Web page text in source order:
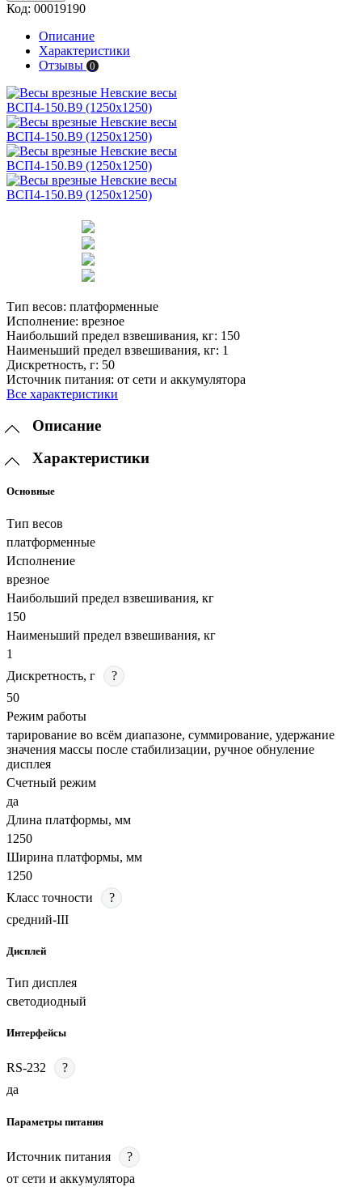
Код: 00019190
Описание
Характеристики
Отзывы 0
Тип весов: платформенные
Исполнение: врезное
Наибольший предел взвешивания, кг: 150
Наименьший предел взвешивания, кг: 1
Дискретность, г: 50
Источник питания: от сети и аккумулятора
Все характеристики
Описание
Характеристики
Основные
Тип весов
платформенные
Исполнение
врезное
Наибольший предел взвешивания, кг
150
Наименьший предел взвешивания, кг
1
Дискретность, г
?
50
Режим работы
тарирование во всём диапазоне, суммирование, удержание
значения массы после стабилизации, ручное обнуление
дисплея
Счетный режим
да
Длина платформы, мм
1250
Ширина платформы, мм
1250
Класс точности
?
средний-III
Дисплей
Тип дисплея
светодиодный
Интерфейсы
RS-232
?
да
Параметры питания
Источник питания
?
от сети и аккумулятора